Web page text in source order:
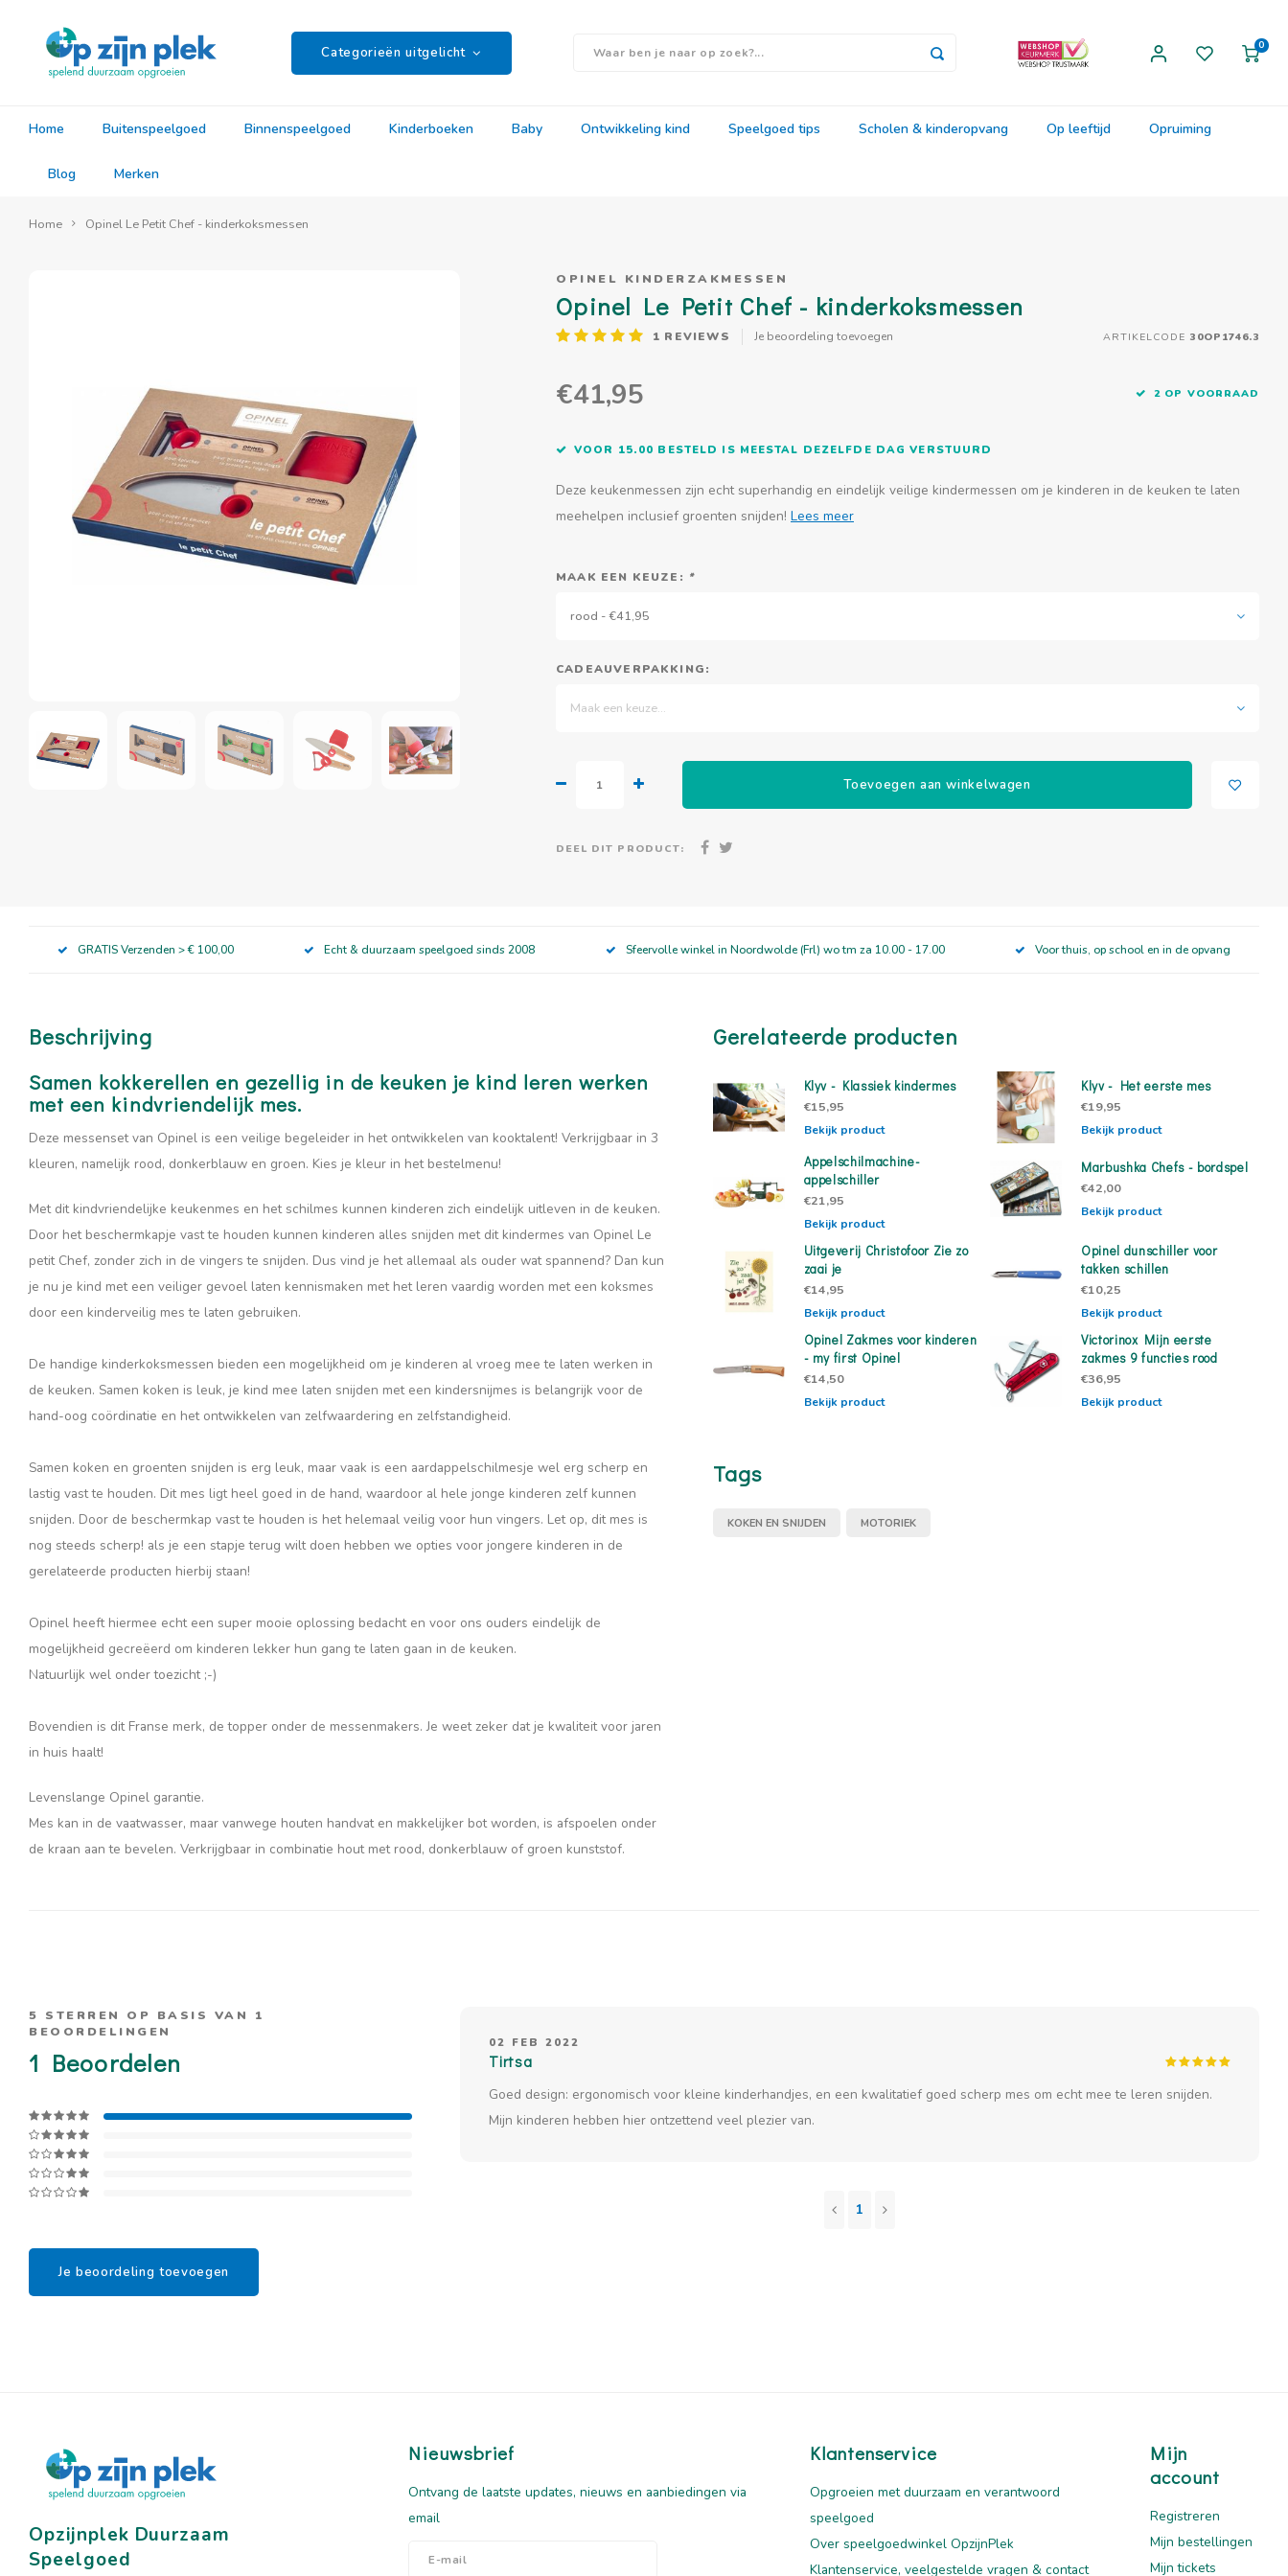
Categorieën uitgelicht 0
Home Buitenspeelgoed Binnenspeelgoed Kinderboeken Baby Ontwikkeling kind Speelgoed tips Scholen & kinderopvang Op leeftijd Opruiming
Blog Merken
Home Opinel Le Petit Chef - kinderkoksmessen
OPINEL KINDERZAKMESSEN
Opinel Le Petit Chef - kinderkoksmessen
1 REVIEWS Je beoordeling toevoegen ARTIKELCODE 30OP1746.3
€41,95 2 OP VOORRAAD
VOOR 15.00 BESTELD IS MEESTAL DEZELFDE DAG VERSTUURD
Deze keukenmessen zijn echt superhandig en eindelijk veilige kindermessen om je kinderen in de keuken te laten
meehelpen inclusief groenten snijden! Lees meer
MAAK EEN KEUZE: *
rood - €41,95
CADEAUVERPAKKING:
Maak een keuze...
Toevoegen aan winkelwagen
DEEL DIT PRODUCT:
GRATIS Verzenden > € 100,00 Echt & duurzaam speelgoed sinds 2008 Sfeervolle winkel in Noordwolde (Frl) wo tm za 10.00 - 17.00 Voor thuis, op school en in de opvang
Beschrijving
Samen kokkerellen en gezellig in de keuken je kind leren werken
met een kindvriendelijk mes.
Deze messenset van Opinel is een veilige begeleider in het ontwikkelen van kooktalent! Verkrijgbaar in 3
kleuren, namelijk rood, donkerblauw en groen. Kies je kleur in het bestelmenu!
Met dit kindvriendelijke keukenmes en het schilmes kunnen kinderen zich eindelijk uitleven in de keuken.
Door het beschermkapje vast te houden kunnen kinderen alles snijden met dit kindermes van Opinel Le
petit Chef, zonder zich in de vingers te snijden. Dus vind je het allemaal als ouder wat spannend? Dan kun
je nu je kind met een veiliger gevoel laten kennismaken met het leren vaardig worden met een koksmes
door een kinderveilig mes te laten gebruiken.
De handige kinderkoksmessen bieden een mogelijkheid om je kinderen al vroeg mee te laten werken in
de keuken. Samen koken is leuk, je kind mee laten snijden met een kindersnijmes is belangrijk voor de
hand-oog coördinatie en het ontwikkelen van zelfwaardering en zelfstandigheid.
Samen koken en groenten snijden is erg leuk, maar vaak is een aardappelschilmesje wel erg scherp en
lastig vast te houden. Dit mes ligt heel goed in de hand, waardoor al hele jonge kinderen zelf kunnen
snijden. Door de beschermkap vast te houden is het helemaal veilig voor hun vingers. Let op, dit mes is
nog steeds scherp! als je een stapje terug wilt doen hebben we opties voor jongere kinderen in de
gerelateerde producten hierbij staan!
Opinel heeft hiermee echt een super mooie oplossing bedacht en voor ons ouders eindelijk de
mogelijkheid gecreëerd om kinderen lekker hun gang te laten gaan in de keuken.
Natuurlijk wel onder toezicht ;-)
Bovendien is dit Franse merk, de topper onder de messenmakers. Je weet zeker dat je kwaliteit voor jaren
in huis haalt!
Levenslange Opinel garantie.
Mes kan in de vaatwasser, maar vanwege houten handvat en makkelijker bot worden, is afspoelen onder
de kraan aan te bevelen. Verkrijgbaar in combinatie hout met rood, donkerblauw of groen kunststof.
Gerelateerde producten
Klyv - Klassiek kindermes
€15,95
Bekijk product
Klyv - Het eerste mes
€19,95
Bekijk product
Appelschilmachine-
appelschiller
€21,95
Bekijk product
Marbushka Chefs - bordspel
€42,00
Bekijk product
Uitgeverij Christofoor Zie zo
zaai je
€14,95
Bekijk product
Opinel dunschiller voor
takken schillen
€10,25
Bekijk product
Opinel Zakmes voor kinderen
- my first Opinel
€14,50
Bekijk product
Victorinox Mijn eerste
zakmes 9 functies rood
€36,95
Bekijk product
Tags
KOKEN EN SNIJDEN MOTORIEK
5 STERREN OP BASIS VAN 1
BEOORDELINGEN
1 Beoordelen
Je beoordeling toevoegen
02 FEB 2022
Tirtsa
Goed design: ergonomisch voor kleine kinderhandjes, en een kwalitatief goed scherp mes om echt mee te leren snijden.
Mijn kinderen hebben hier ontzettend veel plezier van.
1
Opzijnplek Duurzaam
Speelgoed
Nieuwsbrief
Ontvang de laatste updates, nieuws en aanbiedingen via
email
Klantenservice
Opgroeien met duurzaam en verantwoord
speelgoed
Over speelgoedwinkel OpzijnPlek
Klantenservice, veelgestelde vragen & contact
Mijn
account
Registreren
Mijn bestellingen
Mijn tickets